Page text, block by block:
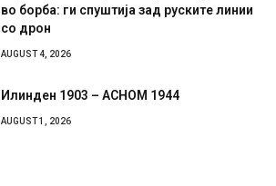
во борба: ги спуштија зад руските линии
со дрон
AUGUST 4, 2026
Илинден 1903 – АСНОМ 1944
AUGUST 1, 2026